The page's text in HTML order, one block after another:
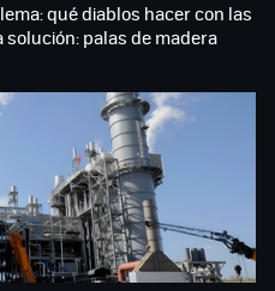
qué diablos hacer con las
solución: palas de madera